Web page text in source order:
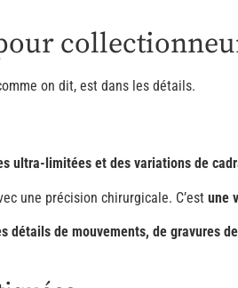
on dit, est dans les détails.
ultra-limitées et des variations de
une précision chirurgicale. C’est une
détails de mouvements, de gravures